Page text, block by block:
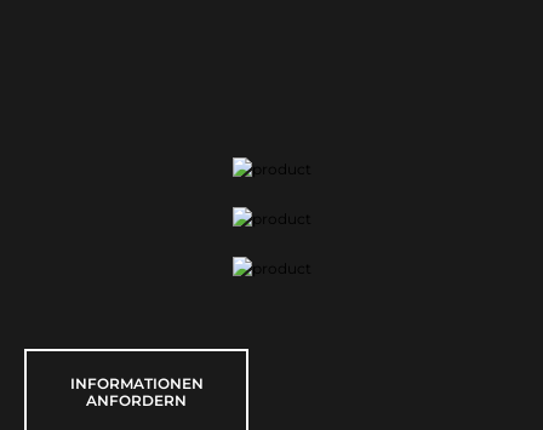
INFORMATIONEN
ANFORDERN